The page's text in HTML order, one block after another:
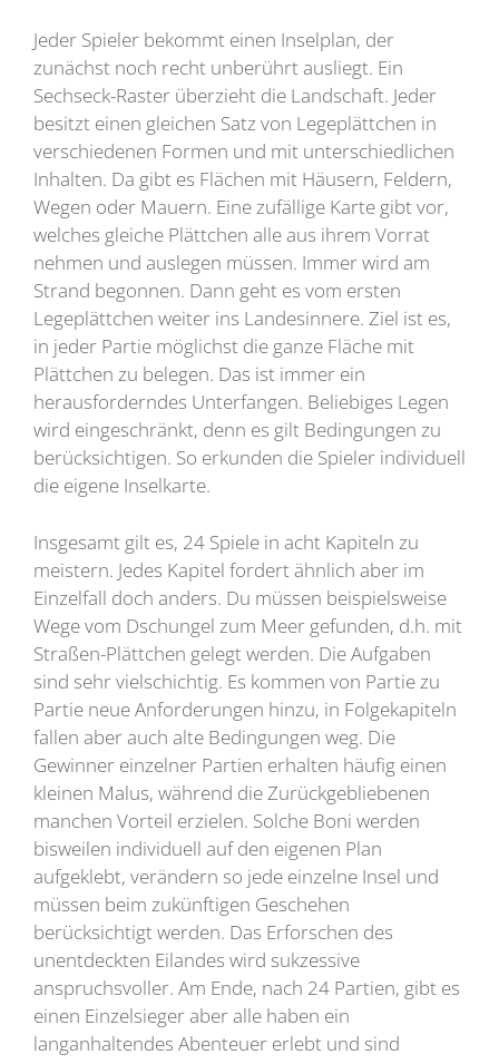
Jeder Spieler bekommt einen Inselplan, der
zunächst noch recht unberührt ausliegt. Ein
Sechseck-Raster überzieht die Landschaft. Jeder
besitzt einen gleichen Satz von Legeplättchen in
verschiedenen Formen und mit unterschiedlichen
Inhalten. Da gibt es Flächen mit Häusern, Feldern,
Wegen oder Mauern. Eine zufällige Karte gibt vor,
welches gleiche Plättchen alle aus ihrem Vorrat
nehmen und auslegen müssen. Immer wird am
Strand begonnen. Dann geht es vom ersten
Legeplättchen weiter ins Landesinnere. Ziel ist es,
in jeder Partie möglichst die ganze Fläche mit
Plättchen zu belegen. Das ist immer ein
herausforderndes Unterfangen. Beliebiges Legen
wird eingeschränkt, denn es gilt Bedingungen zu
berücksichtigen. So erkunden die Spieler individuell
die eigene Inselkarte.
Insgesamt gilt es, 24 Spiele in acht Kapiteln zu
meistern. Jedes Kapitel fordert ähnlich aber im
Einzelfall doch anders. Du müssen beispielsweise
Wege vom Dschungel zum Meer gefunden, d.h. mit
Straßen-Plättchen gelegt werden. Die Aufgaben
sind sehr vielschichtig. Es kommen von Partie zu
Partie neue Anforderungen hinzu, in Folgekapiteln
fallen aber auch alte Bedingungen weg. Die
Gewinner einzelner Partien erhalten häufig einen
kleinen Malus, während die Zurückgebliebenen
manchen Vorteil erzielen. Solche Boni werden
bisweilen individuell auf den eigenen Plan
aufgeklebt, verändern so jede einzelne Insel und
müssen beim zukünftigen Geschehen
berücksichtigt werden. Das Erforschen des
unentdeckten Eilandes wird sukzessive
anspruchsvoller. Am Ende, nach 24 Partien, gibt es
einen Einzelsieger aber alle haben ein
langanhaltendes Abenteuer erlebt und sind